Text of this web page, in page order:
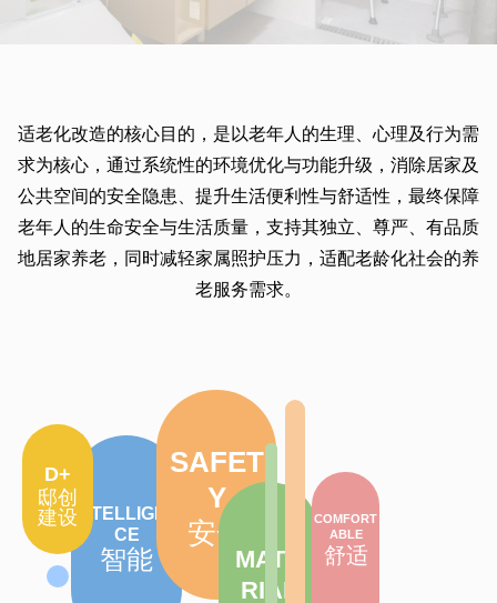
适老化改造的核心目的，是以老年人的生理、心理及行为需
求为核心，通过系统性的环境优化与功能升级，消除居家及
公共空间的安全隐患、提升生活便利性与舒适性，最终保障
老年人的生命安全与生活质量，支持其独立、尊严、有品质
地居家养老，同时减轻家属照护压力，适配老龄化社会的养
老服务需求。
D+
邸创
建设INTELLIGEN
CE
智能
SAFET
Y
安全
MATE
RIAL
COMFORT
ABLE
舒适